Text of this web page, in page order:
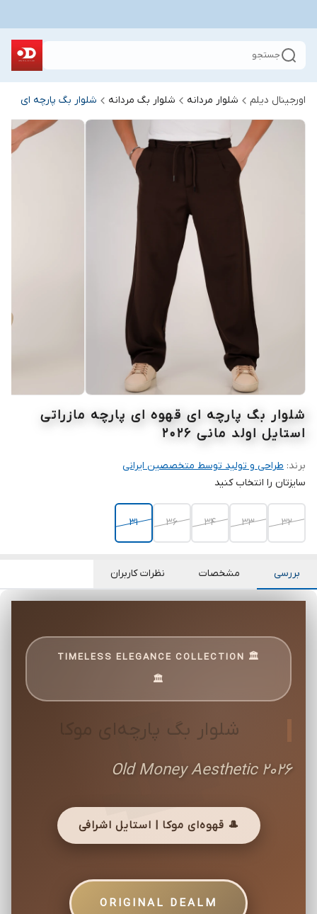
جستجو
اورجینال دیلم شلوار مردانه شلوار بگ مردانه شلوار بگ پارچه ای
شلوار بگ پارچه ای قهوه ای پارچه مازراتی
استایل اولد مانی 2026
برند: طراحی و تولید توسط متخصصین ایرانی
سایزتان را انتخاب کنید
32
33
34
36
31
بررسی مشخصات نظرات کاربران
🏛️ TIMELESS ELEGANCE COLLECTION
🏛️
شلوار بگ پارچه‌ای موکا
Old Money Aesthetic 2026
🎩 قهوه‌ای موکا | استایل اشرافی
ORIGINAL DEALM